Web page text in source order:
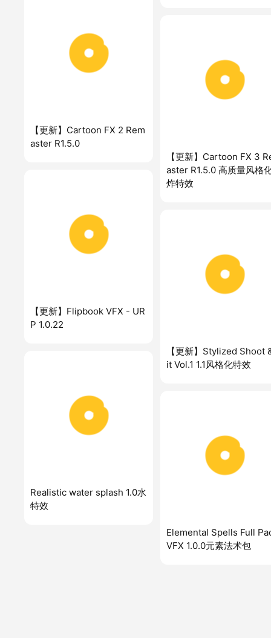
【更新】Cartoon FX 2 Rem
aster R1.5.0
【更新】Cartoon FX 3
aster R1.5.0 高质量风格
炸特效
【更新】Flipbook VFX - UR
P 1.0.22
【更新】Stylized Shoot
it Vol.1 1.1风格化特效
Realistic water splash 1.0水
特效
Elemental Spells Full
VFX 1.0.0元素法术包